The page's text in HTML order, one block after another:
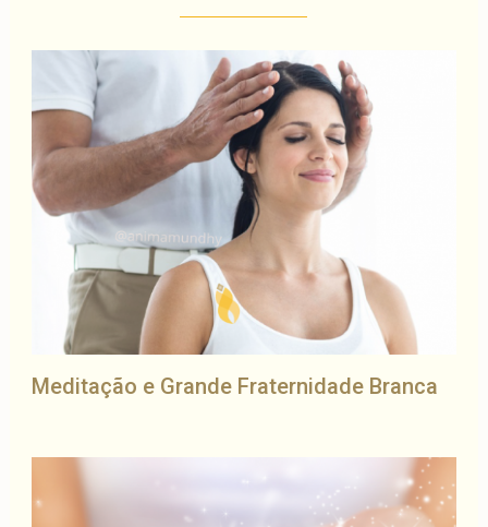
Meditação e Grande Fraternidade Branca